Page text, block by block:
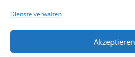
Dienste verwalten
Akzeptieren
Carola Hochhauser